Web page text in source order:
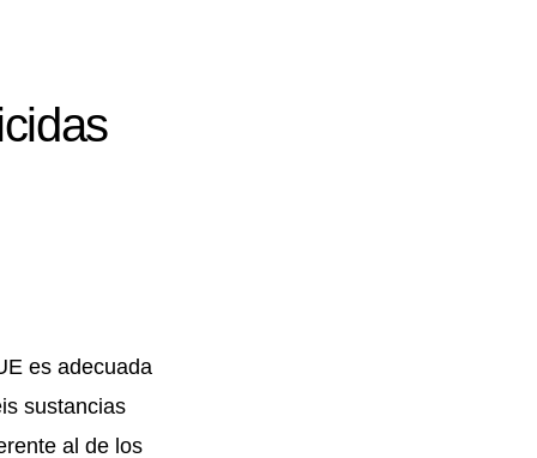
es adecuada
sustancias
al de los